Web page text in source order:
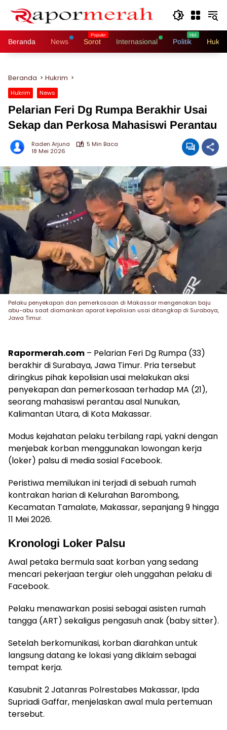
Beranda News Sorot Internasional Politik
Beranda Hukrim
Hukrim News
Pelarian Feri Dg Rumpa Berakhir Usai
Sekap dan Perkosa Mahasiswi Perantau
Raden Arjuna
5 Min Baca
18 Mei 2026
Pelaku penyekapan dan pemerkosaan di Makassar mengenakan baju
abu-abu saat diamankan aparat kepolisian usai ditangkap di Surabaya,
Jawa Timur.
Rapormerah.com – Pelarian Feri Dg Rumpa (33)
berakhir di Surabaya, Jawa Timur. Pria tersebut
diringkus pihak kepolisian usai melakukan aksi
penyekapan dan pemerkosaan terhadap MA (21),
seorang mahasiswi perantau asal Nunukan,
Kalimantan Utara, di Kota Makassar.
Modus kejahatan pelaku terbilang rapi, yakni dengan
menjebak korban menggunakan lowongan kerja
(loker) palsu di media sosial Facebook.
Peristiwa memilukan ini terjadi di sebuah rumah
kontrakan harian di Kelurahan Barombong,
Kecamatan Tamalate, Makassar, sepanjang 9 hingga
11 Mei 2026.
Kronologi Loker Palsu
Awal petaka bermula saat korban yang sedang
mencari pekerjaan tergiur oleh unggahan pelaku di
Facebook.
Pelaku menawarkan posisi sebagai asisten rumah
tangga (ART) sekaligus pengasuh anak (baby sitter).
Setelah berkomunikasi, korban diarahkan untuk
langsung datang ke lokasi yang diklaim sebagai
tempat kerja.
Kasubnit 2 Jatanras Polrestabes Makassar, Ipda
Supriadi Gaffar, menjelaskan awal mula pertemuan
tersebut.